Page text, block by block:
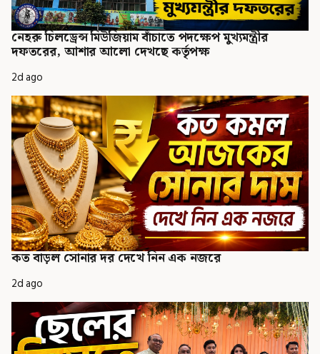
নেহরু চিলড্রেন্স মিউজিয়াম বাঁচাতে পদক্ষেপ মুখ্যমন্ত্রীর
দফতরের, আশার আলো দেখছে কর্তৃপক্ষ
2d ago
কত বাড়ল সোনার দর দেখে নিন এক নজরে
2d ago